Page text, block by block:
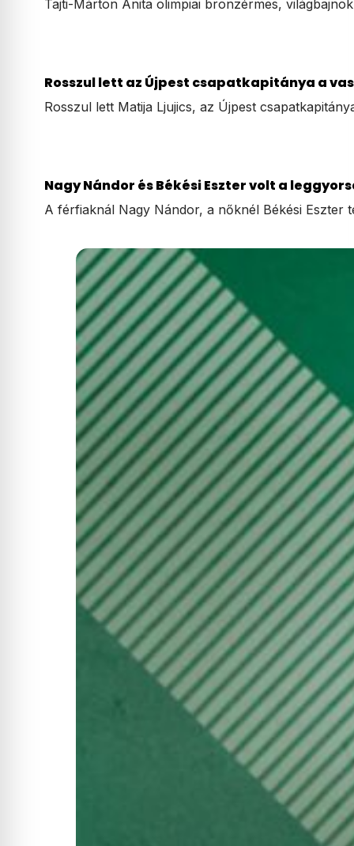
Tajti-Márton Anita olimpiai bronzérmes,
Rosszul lett az Újpest csapatkapitánya a
Rosszul lett Matija Ljujics, az Újpest
Nagy Nándor és Békési Eszter volt a
A férfiaknál Nagy Nándor, a nőknél Békési Eszter